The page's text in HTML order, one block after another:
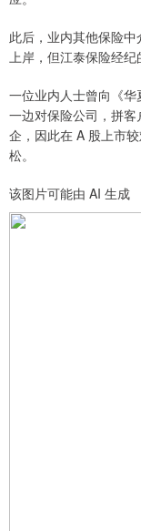
此后，业内其他保险
上岸，但江泰保险经纪
一位业内人士曾向《
一边对保险公司，拼
企，因此在 A 股上市
松。
该图片可能由 AI 生成